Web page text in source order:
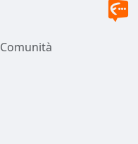
Comunità